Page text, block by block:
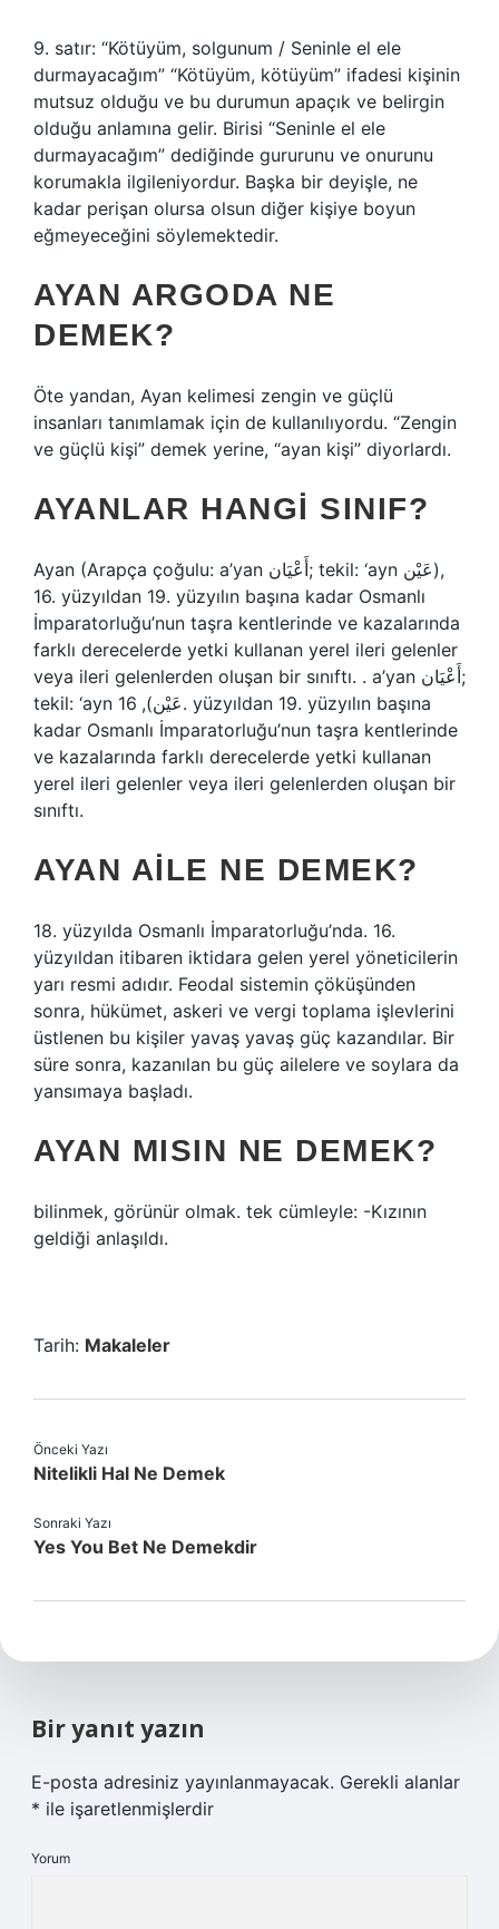
9. satır: “Kötüyüm, solgunum / Seninle el ele
durmayacağım” “Kötüyüm, kötüyüm” ifadesi kişinin
mutsuz olduğu ve bu durumun apaçık ve belirgin
olduğu anlamına gelir. Birisi “Seninle el ele
durmayacağım” dediğinde gururunu ve onurunu
korumakla ilgileniyordur. Başka bir deyişle, ne
kadar perişan olursa olsun diğer kişiye boyun
eğmeyeceğini söylemektedir.
AYAN ARGODA NE
DEMEK?
Öte yandan, Ayan kelimesi zengin ve güçlü
insanları tanımlamak için de kullanılıyordu. “Zengin
ve güçlü kişi” demek yerine, “ayan kişi” diyorlardı.
AYANLAR HANGI SINIF?
Ayan (Arapça çoğulu: a’yan أَعْيَان; tekil: ‘ayn عَيْن),
16. yüzyıldan 19. yüzyılın başına kadar Osmanlı
İmparatorluğu’nun taşra kentlerinde ve kazalarında
farklı derecelerde yetki kullanan yerel ileri gelenler
veya ileri gelenlerden oluşan bir sınıftı. . a’yan أَعْيَان;
tekil: ‘ayn عَيْن), 16. yüzyıldan 19. yüzyılın başına
kadar Osmanlı İmparatorluğu’nun taşra kentlerinde
ve kazalarında farklı derecelerde yetki kullanan
yerel ileri gelenler veya ileri gelenlerden oluşan bir
sınıftı.
AYAN AILE NE DEMEK?
18. yüzyılda Osmanlı İmparatorluğu’nda. 16.
yüzyıldan itibaren iktidara gelen yerel yöneticilerin
yarı resmi adıdır. Feodal sistemin çöküşünden
sonra, hükümet, askeri ve vergi toplama işlevlerini
üstlenen bu kişiler yavaş yavaş güç kazandılar. Bir
süre sonra, kazanılan bu güç ailelere ve soylara da
yansımaya başladı.
AYAN MISIN NE DEMEK?
bilinmek, görünür olmak. tek cümleyle: -Kızının
geldiği anlaşıldı.
Tarih: Makaleler
Önceki Yazı
Nitelikli Hal Ne Demek
Sonraki Yazı
Yes You Bet Ne Demekdir
Bir yanıt yazın
E-posta adresiniz yayınlanmayacak. Gerekli alanlar
* ile işaretlenmişlerdir
Yorum